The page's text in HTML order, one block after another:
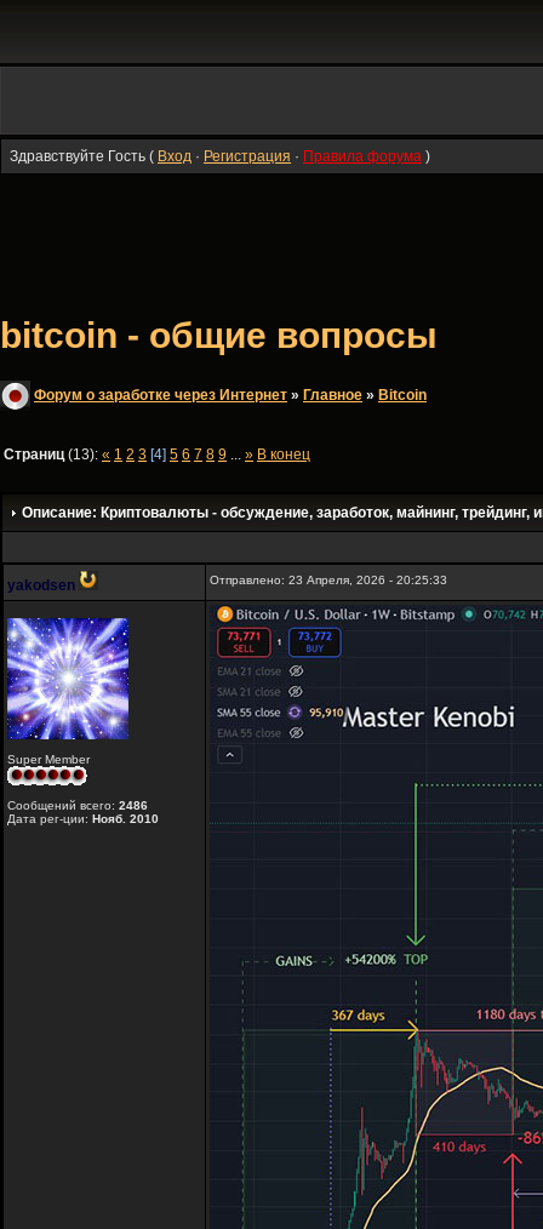
Здравствуйте Гость ( Вход · Регистрация · Правила форума )
bitcoin - общие вопросы
Форум о заработке через Интернет » Главное » Bitсoin
Страниц(13): « 1 2 3 [4] 5 6 7 8 9 ... » В конец
Описание: Криптовалюты - обсуждение, заработок, майнинг, трейдинг,
yakodsen Отправлено: 23 Апреля, 2026 - 20:25:33
Super Member
Сообщений всего: 2486
Дата рег-ции: Нояб. 2010